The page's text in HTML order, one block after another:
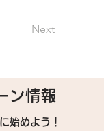
Next
ン情報
始めよう！